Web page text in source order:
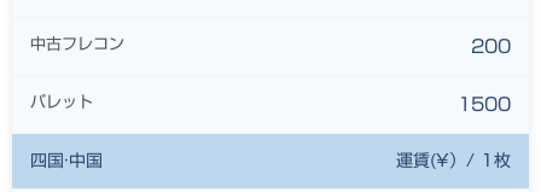
中古フレコン 200
パレット 1500
四国·中国 運賃(¥）/ 1枚